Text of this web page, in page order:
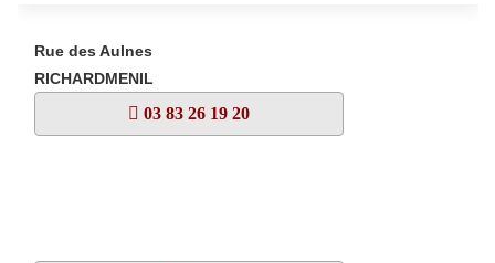
Rue des Aulnes
RICHARDMENIL
03 83 26 19 20